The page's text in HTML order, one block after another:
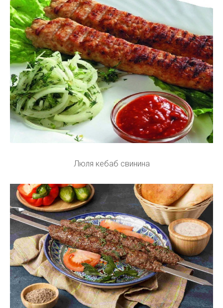
Люля кебаб свинина